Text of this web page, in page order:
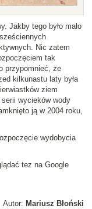
Jakby tego było mało
Nic zatem
tak
przypomnieć, że
kilkunastu laty była
ziem
wycieków wody
ją w 2004 roku,
wydobycia
tez na Google
Autor: Mariusz Błoński